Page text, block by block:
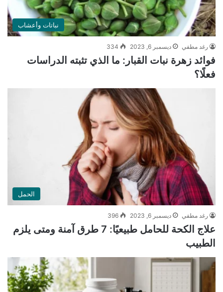
نباتات وأعشاب
رغد مطفي ديسمبر 6, 2023 334
فوائد زهرة نبات القبار: ما الذي تثبته الدراسات
فعلًا؟
الحمل
رغد مطفي ديسمبر 6, 2023 396
علاج الكحة للحامل طبيعيًا: 7 طرق آمنة ومتى يلزم
الطبيب